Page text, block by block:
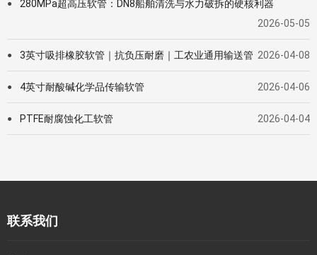
●
280MPa超高压软管：DN8船舶清洗与水力破拆的硬核利器
2026-05-05
● 3英寸吸排橡胶软管｜抗负压耐磨｜工农业通用输送管 2026-04-08
● 4英寸耐酸碱化学品传输软管 2026-04-06
● PTFE耐腐蚀化工软管 2026-04-04
联系我们